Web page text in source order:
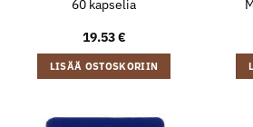
60 kapselia
19.53€
LISÄÄ OSTOSKORIIN